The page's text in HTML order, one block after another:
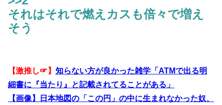
それはそれで燃えカスも倍々で増え
そう
【激推し☞】 知らない方が良かった雑学「ATMで出る明
細書に『当たり』と記載されてることがある」
【画像】日本地図の「この円」の中に生まれなかった奴、